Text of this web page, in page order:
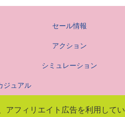
セール情報
アクション
シミュレーション
ジュアル
アフィリエイト広告を利用してい